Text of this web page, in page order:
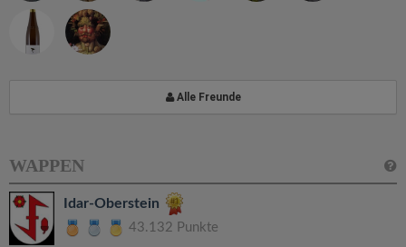
Alle Freunde
WAPPEN
Idar-Oberstein
43.132 Punkte